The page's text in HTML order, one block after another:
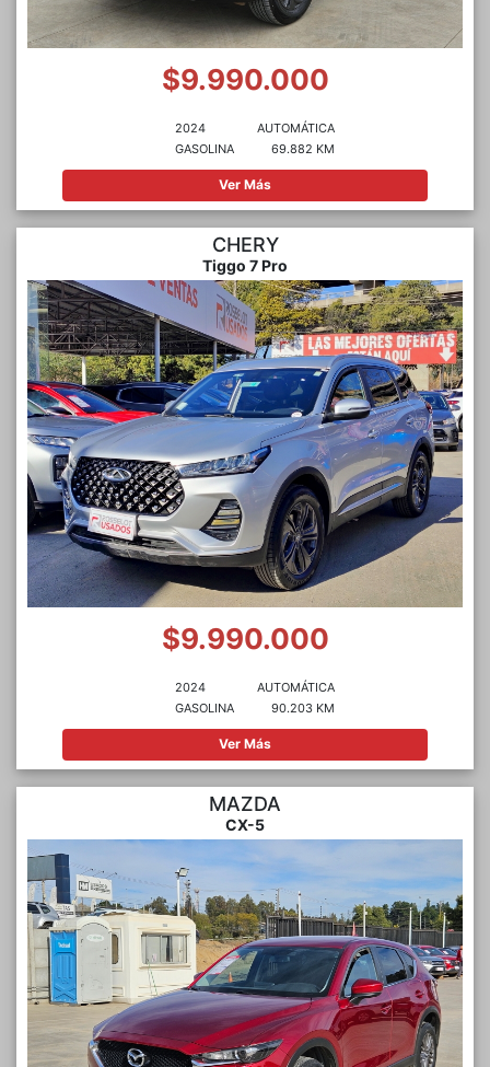
$9.990.000
2024
GASOLINA
AUTOMÁTICA
69.882 KM
Ver Más
CHERY
Tiggo 7 Pro
$9.990.000
2024
GASOLINA
AUTOMÁTICA
90.203 KM
Ver Más
MAZDA
CX-5